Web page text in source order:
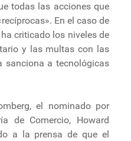
todas las acciones que
En el caso de
criticado los niveles de
y las multas con las
sanciona a tecnológicas
el nominado por
de Comercio, Howard
a la prensa de que el